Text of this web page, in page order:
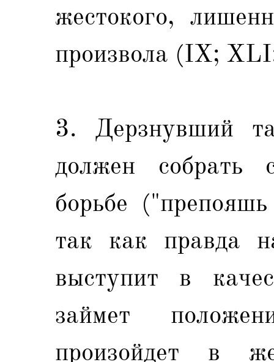
жестокого,
произвола (IX;
3. Дерзнувший
должен собрать
борьбе
так как правда
выступит в
займет
произойдет в